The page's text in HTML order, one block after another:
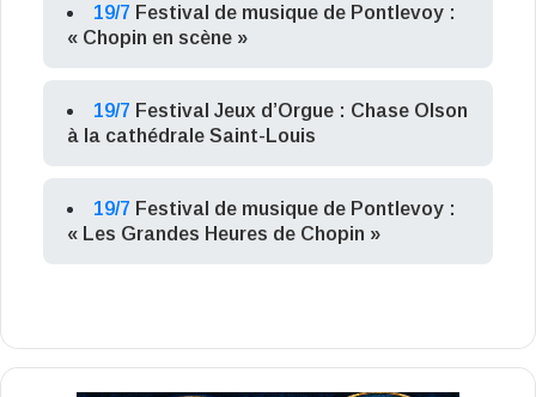
19/7 Festival de musique de Pontlevoy :
« Chopin en scène »
19/7 Festival Jeux d’Orgue : Chase Olson
à la cathédrale Saint-Louis
19/7 Festival de musique de Pontlevoy :
« Les Grandes Heures de Chopin »